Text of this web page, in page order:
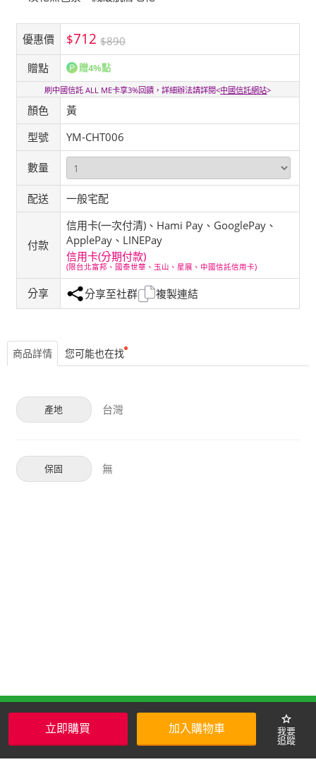
優惠價 $712 $890
贈點
贈4%點
刷中國信託 ALL ME卡享3%回饋，詳細辦法請詳閱<中國信託網站>
顏色
黃
型號
YM-CHT006
數量
配送 一般宅配
付款
信用卡(一次付清)、Hami Pay、GooglePay、
ApplePay、LINEPay
信用卡(分期付款)
(限台北富邦、國泰世華、玉山、星展、中國信託信用卡)
分享 分享至社群 複製連結
立即購買 加入購物車
star
商品詳情 您可能也在找
產地 台灣
保固 無
關於我們
Hami Point品牌館服務使用條款
隱私權保護政策